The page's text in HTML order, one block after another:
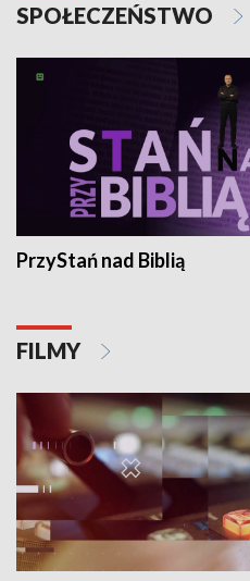
SPOŁECZEŃSTWO
PrzyStań nad Biblią
FILMY